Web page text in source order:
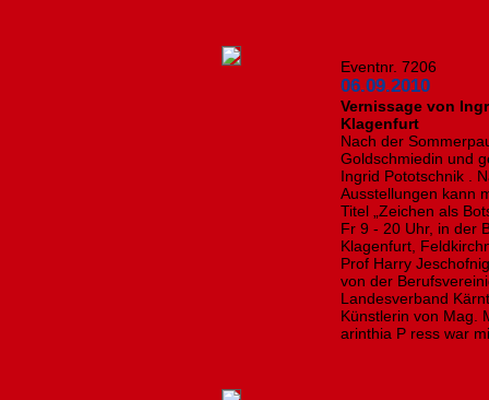
Eventnr. 7206
06.09.2010
Vernissage von
Klagenfurt
Nach der
Goldschmiedin und
Ingrid Pototschnik .
Ausstellungen kann
Titel „Zeichen als
Fr 9 - 20 Uhr, in der
Klagenfurt,
Prof Harry
von der
Landesverband
Künstlerin von Mag.
arinthia P ress war